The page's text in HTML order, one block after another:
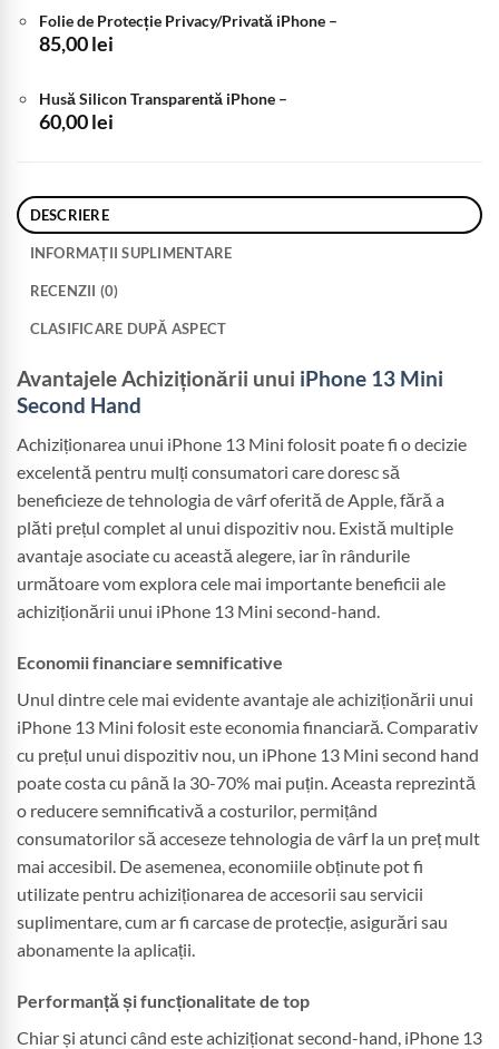
Folie de Protecție Privacy/Privată iPhone –
85,00lei
Husă Silicon Transparentă iPhone –
60,00lei
DESCRIERE
INFORMAȚII SUPLIMENTARE
RECENZII (0)
CLASIFICARE DUPĂ ASPECT
Avantajele Achiziționării unui iPhone 13 Mini
Second Hand
Achiziționarea unui iPhone 13 Mini folosit poate fi o decizie
excelentă pentru mulți consumatori care doresc să
beneficieze de tehnologia de vârf oferită de Apple, fără a
plăti prețul complet al unui dispozitiv nou. Există multiple
avantaje asociate cu această alegere, iar în rândurile
următoare vom explora cele mai importante beneficii ale
achiziționării unui iPhone 13 Mini second-hand.
Economii financiare semnificative
Unul dintre cele mai evidente avantaje ale achiziționării unui
iPhone 13 Mini folosit este economia financiară. Comparativ
cu prețul unui dispozitiv nou, un iPhone 13 Mini second hand
poate costa cu până la 30-70% mai puțin. Aceasta reprezintă
o reducere semnificativă a costurilor, permițând
consumatorilor să acceseze tehnologia de vârf la un preț mult
mai accesibil. De asemenea, economiile obținute pot fi
utilizate pentru achiziționarea de accesorii sau servicii
suplimentare, cum ar fi carcase de protecție, asigurări sau
abonamente la aplicații.
Performanță și funcționalitate de top
Chiar și atunci când este achiziționat second-hand, iPhone 13